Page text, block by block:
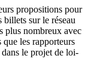
propositions pour
billets sur le réseau
plus nombreux avec
les rapporteurs
le projet de loi-